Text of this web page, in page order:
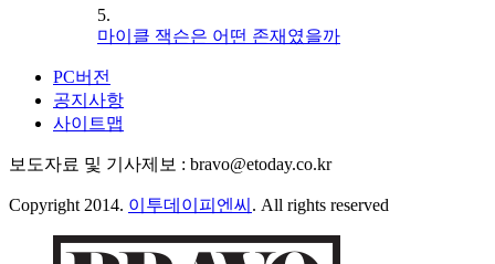
5.
마이클 잭슨은 어떤 존재였을까
PC버전
공지사항
사이트맵
보도자료 및 기사제보 : bravo@etoday.co.kr
Copyright 2014. 이투데이피엔씨 . All rights reserved